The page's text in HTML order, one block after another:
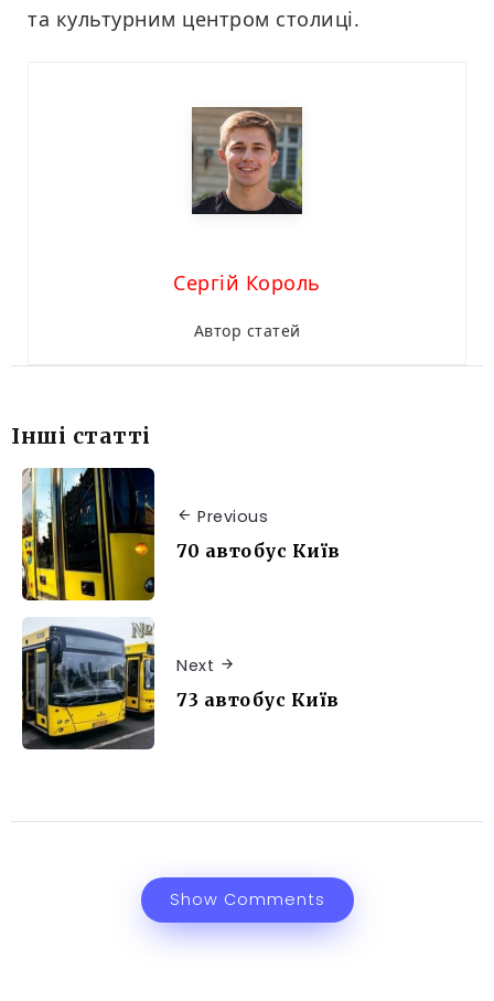
та культурним центром столиці.
Сергій Король
Автор статей
Інші статті
Previous
70 автобус Київ
Next
73 автобус Київ
Show Comments